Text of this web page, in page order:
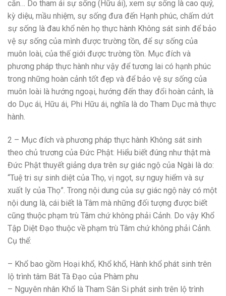
căn… Do tham ái sự sống (Hữu ái), xem sự sống là cao quý,
kỳ diệu, mầu nhiệm, sự sống đưa đến Hạnh phúc, chấm dứt
sự sống là đau khổ nên họ thực hành Không sát sinh để bảo
vệ sự sống của mình được trường tồn, để sự sống của
muôn loài, của thế giới được trường tồn. Mục đích và
phương pháp thực hành như vậy để tương lai có hạnh phúc
trong những hoàn cảnh tốt đẹp và để bảo vệ sự sống của
muôn loài là hướng ngoại, hướng đến thay đổi hoàn cảnh, là
do Dục ái, Hữu ái, Phi Hữu ái, nghĩa là do Tham Dục mà thực
hành.
2 – Mục đích và phương pháp thực hành Không sát sinh
theo chủ trương của Đức Phật: Hiểu biết đúng như thật mà
Đức Phật thuyết giảng dựa trên sự giác ngộ của Ngài là do:
“Tuệ tri sự sinh diệt của Thọ, vị ngọt, sự nguy hiểm và sự
xuất ly của Thọ”. Trong nội dung của sự giác ngộ này có một
nội dung là, cái biết là Tâm mà những đối tượng được biết
cũng thuộc phạm trù Tâm chứ không phải Cảnh. Do vậy Khổ
Tập Diệt Đạo thuộc về phạm trù Tâm chứ không phải Cảnh.
Cụ thể:
– Khổ bao gồm Hoại khổ, Khổ khổ, Hành khổ phát sinh trên
lộ trình tâm Bát Tà Đạo của Phàm phu
– Nguyên nhân Khổ là Tham Sân Si phát sinh trên lộ trình